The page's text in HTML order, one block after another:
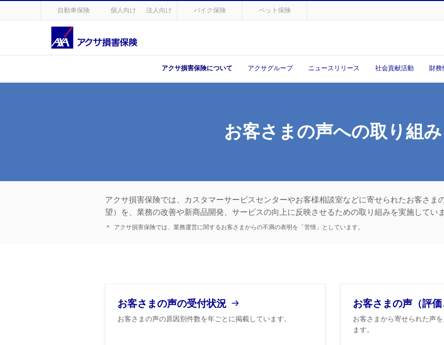
自動車保険 個人向け 法人向け バイク保険 ペット保険
アクサ損害保険について アクサグループ ニュースリリース 社会貢献活動 財務
お客さまの声への取り組み
アクサ損害保険では、カスタマーサービスセンターやお客様相談室などに寄せられたお客さま
望）を、業務の改善や新商品開発、サービスの向上に反映させるための取り組みを実施してい
＊ アクサ損害保険では、業務運営に関するお客さまからの不満の表明を「苦情」としています。
お客さまの声の受付状況
お客さまの声の原因別件数を年ごとに掲載しています。
お客さまの声（評
お客さまから寄せられた声
ます。